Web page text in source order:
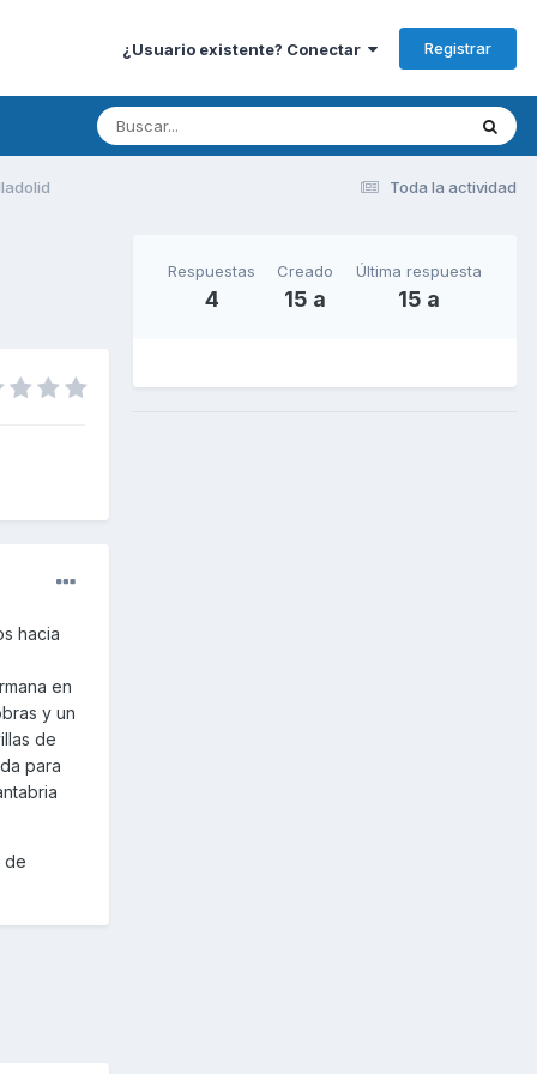
¿Usuario existente? Conectar Registrar
Toda la actividad
hacia
en
y un
de
para
de
Respuestas
4
Creado
15 a
Última respuesta
15 a